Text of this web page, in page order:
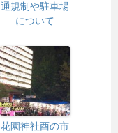
通規制や駐車場
について
花園神社酉の市